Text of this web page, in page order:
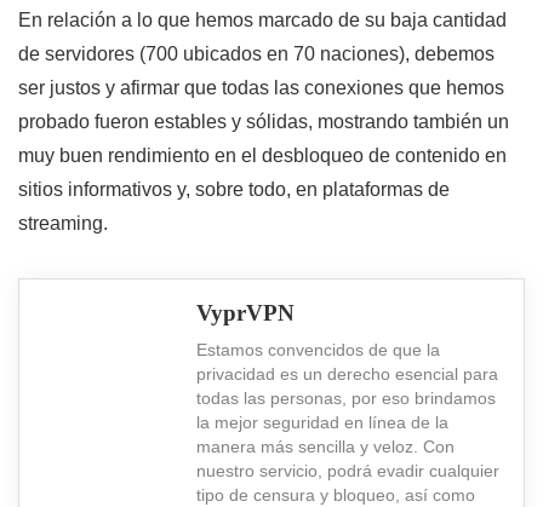
En relación a lo que hemos marcado de su baja cantidad
de servidores (700 ubicados en 70 naciones), debemos
ser justos y afirmar que todas las conexiones que hemos
probado fueron estables y sólidas, mostrando también un
muy buen rendimiento en el desbloqueo de contenido en
sitios informativos y, sobre todo, en plataformas de
streaming.
VyprVPN
Estamos convencidos de que la
privacidad es un derecho esencial para
todas las personas, por eso brindamos
la mejor seguridad en línea de la
manera más sencilla y veloz. Con
nuestro servicio, podrá evadir cualquier
tipo de censura y bloqueo, así como